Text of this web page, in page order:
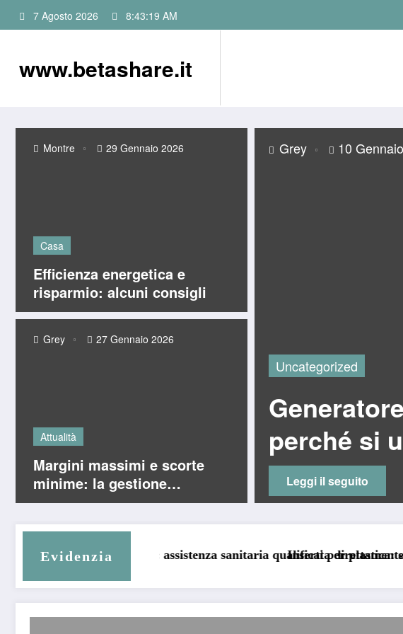
al
7 Agosto 2026 8:43:20 AM
www.betashare.it
Casa
Efficienza energetica e
risparmio: alcuni consigli
Montre 29 Gennaio 2026
Attualità
Margini massimi e scorte
minime: la gestione
intelligente del magazzino
articoli per fumatori
Grey 27 Gennaio 2026
Uncategorized
perché si
Leggi il seguito
Grey 10
Evidenzia
assistenza sanitaria qualificata direttamente a casa tua
Inserti per plastica: soluzioni tecniche per